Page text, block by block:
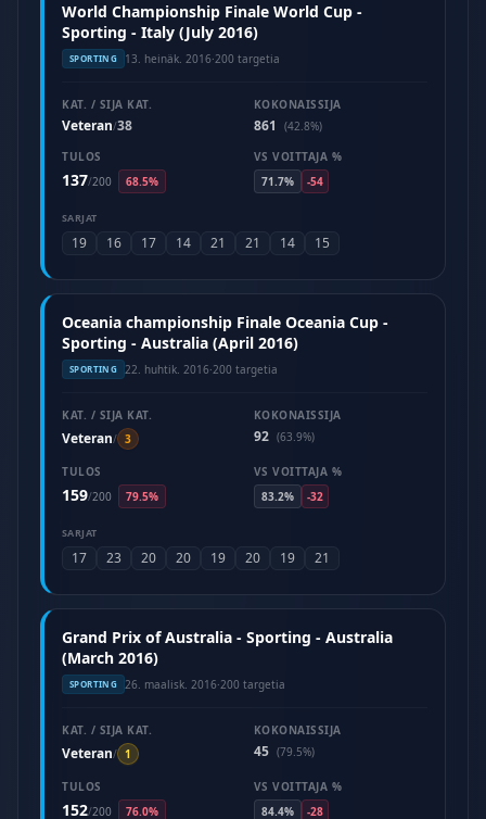
World Championship Finale World Cup -
Sporting - Italy (July 2016)
SPORTING 13. heinäk. 2016·200 targetia
KAT. / SIJA KAT.
Veteran/38
KOKONAISSIJA
861
(42.8%)
TULOS
137/200 68.5%
VS VOITTAJA %
71.7%
-54
SARJAT
19 16 17 14 21 21 14 15
Oceania championship Finale Oceania Cup -
Sporting - Australia (April 2016)
SPORTING 22. huhtik. 2016·200 targetia
KAT. / SIJA KAT.
Veteran/ 3
KOKONAISSIJA
92 (63.9%)
TULOS
159/200 79.5%
VS VOITTAJA %
83.2%
-32
SARJAT
17 23 20 20 19 20 19 21
Grand Prix of Australia - Sporting - Australia
(March 2016)
SPORTING 26. maalisk. 2016·200 targetia
KAT. / SIJA KAT.
Veteran/ 1
KOKONAISSIJA
45 (79.5%)
TULOS
152/200 76.0%
VS VOITTAJA %
84.4%
-28